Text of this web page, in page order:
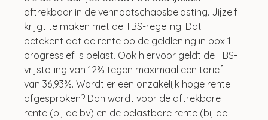
aftrekbaar in de vennootschapsbelasting. Jijzelf
krijgt te maken met de TBS-regeling. Dat
betekent dat de rente op de geldlening in box 1
progressief is belast. Ook hiervoor geldt de TBS-
vrijstelling van 12% tegen maximaal een tarief
van 36,93%. Wordt er een onzakelijk hoge rente
afgesproken? Dan wordt voor de aftrekbare
rente (bij de bv) en de belastbare rente (bij de